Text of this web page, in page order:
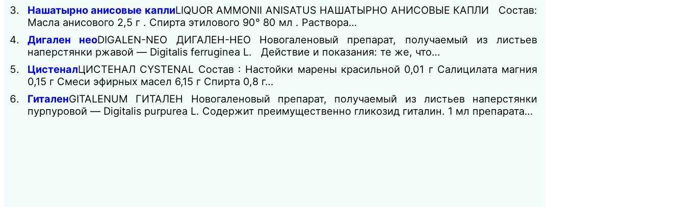
Нашатырно анисовые каплиLIQUOR AMMONII ANISATUS НАШАТЫРНО АНИСОВЫЕ КАПЛИ Состав:
Масла анисового 2,5 г . Спирта этилового 90° 80 мл . Раствора…
Дигален неоDIGALEN-NEO ДИГАЛЕН-НЕО Новогаленовый препарат, получаемый из листьев
наперстянки ржавой — Digitalis ferruginea L. Действие и показания: те же, что…
ЦистеналЦИСТЕНАЛ CYSTENAL Состав : Настойки марены красильной 0,01 г Салицилата магния
0,15 г Смеси эфирных масел 6,15 г Спирта 0,8 г…
ГиталенGITALENUM ГИТАЛЕН Новогаленовый препарат, получаемый из листьев наперстянки
пурпуровой — Digitalis purpurea L. Содержит преимущественно гликозид гиталин. 1 мл препарата…